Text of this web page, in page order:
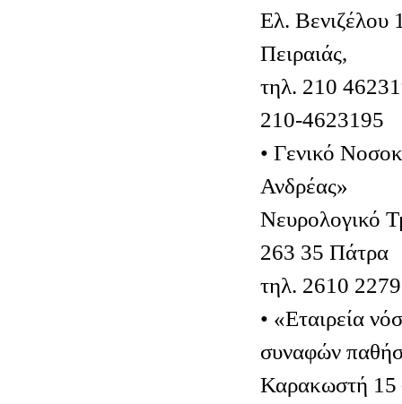
Ελ. Βενιζέλου
Πειραιάς,
τηλ. 210
210-4623195
• Γενικό
Ανδρέας»
Νευρολογικό
263 35 Πάτρα
τηλ. 2610
• «Εταιρεία
συναφών
Καρακωστή 15